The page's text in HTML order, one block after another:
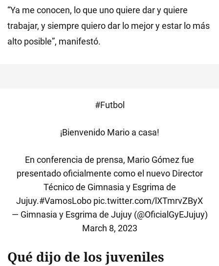
“Ya me conocen, lo que uno quiere dar y quiere
trabajar, y siempre quiero dar lo mejor y estar lo más
alto posible”, manifestó.
#Futbol
¡Bienvenido Mario a casa!
En conferencia de prensa, Mario Gómez fue
presentado oficialmente como el nuevo Director
Técnico de Gimnasia y Esgrima de
Jujuy.#VamosLobo pic.twitter.com/lXTmrvZByX
— Gimnasia y Esgrima de Jujuy (@OficialGyEJujuy)
March 8, 2023
Qué dijo de los juveniles